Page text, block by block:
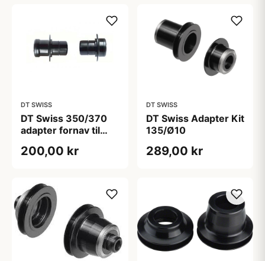
DT SWISS
DT Swiss 350/370
adapter fornav til
200,00 kr
DT SWISS
DT Swiss Adapter Kit
135/Ø10
289,00 kr